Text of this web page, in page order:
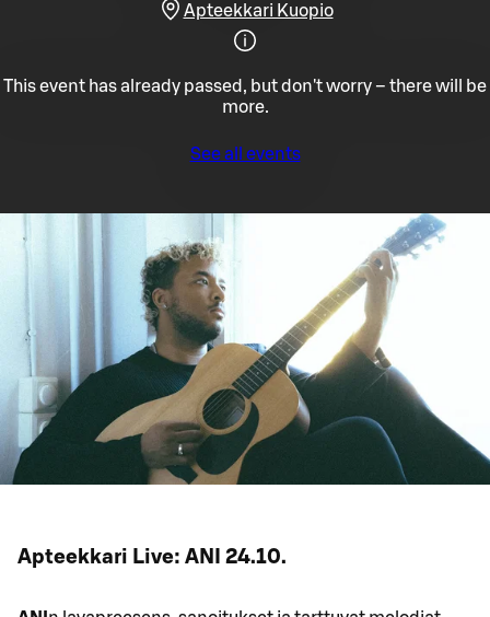
Apteekkari Kuopio
This event has already passed, but don't worry – there will be
more.
See all events
Apteekkari Live: ANI 24.10.